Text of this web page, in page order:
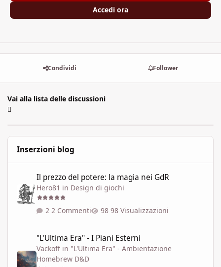
Accedi ora
Condividi Follower
Vai alla lista delle discussioni
Inserzioni blog
Il prezzo del potere: la magia nei GdR
Hero81 in Design di giochi
2 Commenti 98 Visualizzazioni
"L'Ultima Era" - I Piani Esterni
Vackoff in "L'Ultima Era" - Ambientazione
Homebrew D&D